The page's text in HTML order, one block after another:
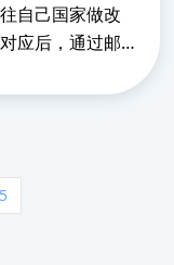
自己国家做改
应后，通过邮件
车后表示震
5